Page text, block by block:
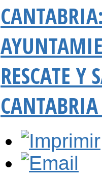
RESCATE Y